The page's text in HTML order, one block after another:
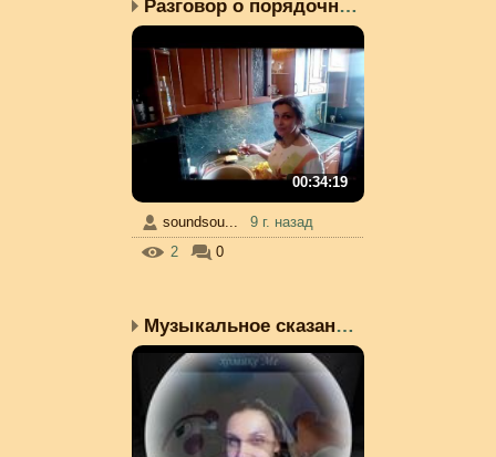
Разговор о порядочности...
00:34:19
soundsou...
9 г. назад
2
0
Музыкальное сказание о ...